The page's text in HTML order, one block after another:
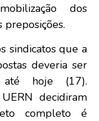
dos
preposições.
sindicatos que a
deveria ser
até hoje (17).
decidiram
completo é